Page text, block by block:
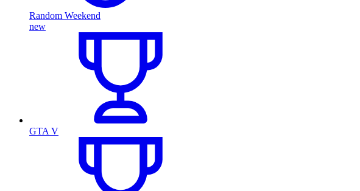
Random Weekend
new
GTA V